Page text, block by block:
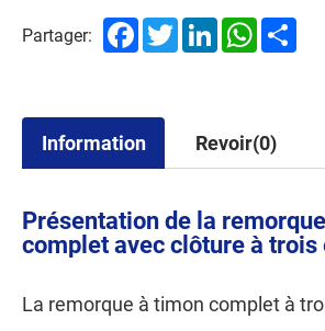
Partager: FacebookTwitterLinkedInWhatsApp
Information Revoir(0)
Présentation de la
complet avec clôture à trois
La remorque à timon complet à